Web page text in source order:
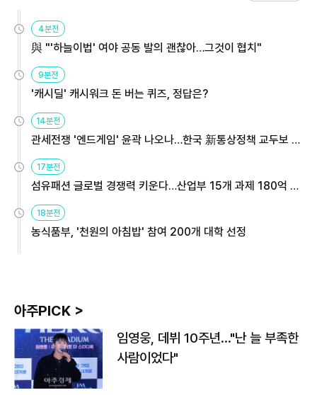
4분전
與 "'하늘이법' 여야 공동 발의 괜찮아…그것이 협치"
9분전
'캐시딜' 캐시워크 돈 버는 퀴즈, 정답은?
14분전
관세전쟁 '엔드게임' 윤곽 나오나…한국 新통상정책 교두보 활
용해야
17분전
섬유패션 글로벌 경쟁력 키운다…산업부 15개 과제 180억 지
원
18분전
농식품부, '천원의 아침밥' 참여 200개 대학 선정
아주PICK >
임영웅, 데뷔 10주년…"난 늘 부족한
사람이었다"